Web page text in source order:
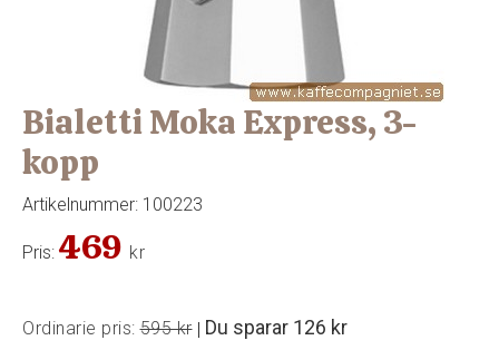
Bialetti Moka Express, 3-
kopp
Artikelnummer: 100223
Pris: 469 kr
Ordinarie pris: 595 kr| Du sparar 126 kr